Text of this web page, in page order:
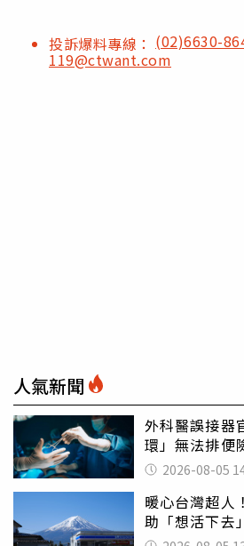
投訴爆料專線： (02)6630-
119@ctwant.com
人氣新聞
外科醫誤接器
環」無法排
糕至極
2026-08-05
暖心台灣超人
助「想活下
山：台灣真的